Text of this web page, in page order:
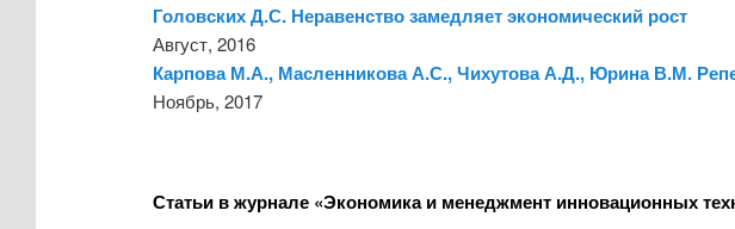
Головских Д.С. Неравенство замедляет экономический рост
Август, 2016
Карпова М.А., Масленникова А.С., Чихутова А.Д., Юрина В.М.
Ноябрь, 2017
Статьи в журнале «Экономика и менеджмент инновационных